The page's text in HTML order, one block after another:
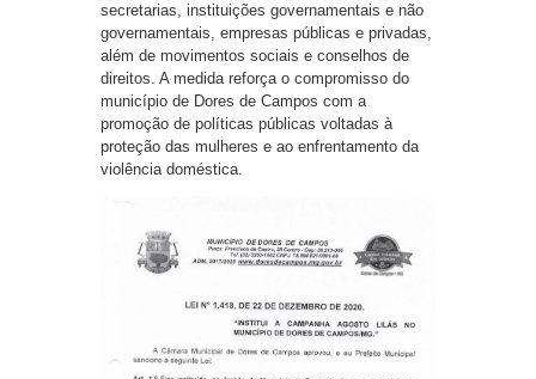
secretarias, instituições governamentais e não
governamentais, empresas públicas e privadas,
além de movimentos sociais e conselhos de
direitos. A medida reforça o compromisso do
município de Dores de Campos com a
promoção de políticas públicas voltadas à
proteção das mulheres e ao enfrentamento da
violência doméstica.